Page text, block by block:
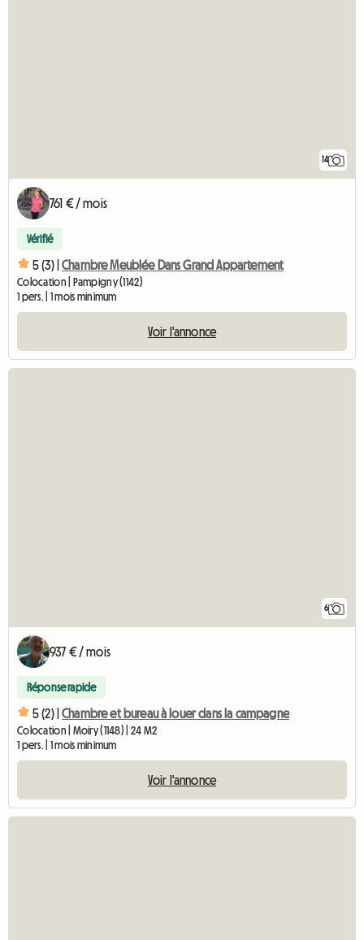
14
761 € / mois
Vérifié
5 (3) | Chambre Meublée Dans Grand Appartement
Colocation | Pampigny (1142)
1 pers. | 1 mois minimum
Voir l'annonce
6
937 € / mois
Réponse rapide
5 (2) | Chambre et bureau à louer dans la campagne
Colocation | Moiry (1148) | 24 M2
1 pers. | 1 mois minimum
Voir l'annonce